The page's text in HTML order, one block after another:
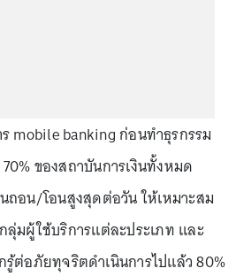
mobile banking ก่อนทำธุรกรรม
ของสถาบันการเงินทั้งหมด
ถอน/โอนสูงสุดต่อวัน ให้เหมาะสม
ลุ่มผู้ใช้บริการแต่ละประเภท และ
รู้ต่อภัยทุจริตดำเนินการไปแล้ว 80%